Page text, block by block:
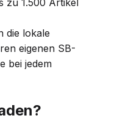
die lokale
eigenen SB-
bei jedem